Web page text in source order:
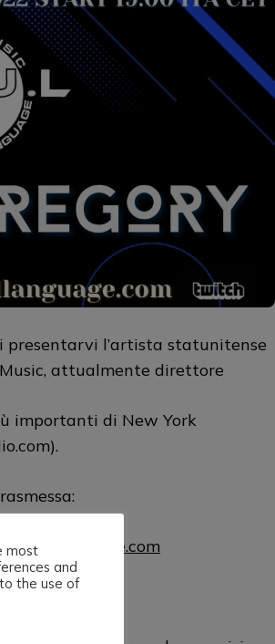
presentarvi l’artista statunitense
attualmente direttore
importanti di New York
hmul
most
and
the use of